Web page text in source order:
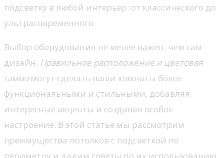
подсветку в любой интерьер: от классического до
ультрасовременного.
Выбор оборудования не менее важен, чем сам
дизайн. Правильное расположение и цветовая
гаммамогут сделать ваши комнаты более
функциональными и стильными, добавляя
интересные акценты и создавая особое
настроение. В этой статье мы рассмотрим
преимущества потолков с подсветкой по